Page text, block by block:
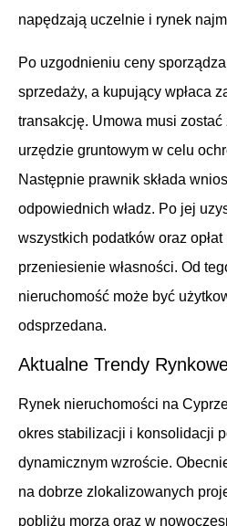
napędzają uczelnie i rynek
Po uzgodnieniu ceny
sprzedaży, a kupujący wpłaca
transakcję. Umowa musi
urzędzie gruntowym w celu
Następnie prawnik składa
odpowiednich władz. Po jej
wszystkich podatków oraz
przeniesienie własności. Od
nieruchomość może być
odsprzedana.
Aktualne Trendy
Rynek nieruchomości na
okres stabilizacji i konsolidacji
dynamicznym wzroście.
na dobrze zlokalizowanych
pobliżu morza oraz w